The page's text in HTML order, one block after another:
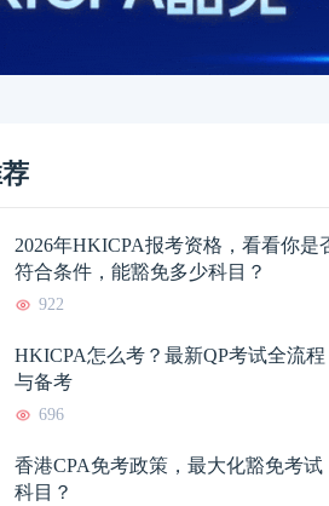
2026年HKICPA报考资格，看看你是
符合条件，能豁免多少科目？
922
HKICPA怎么考？最新QP考试全流程
与备考
696
香港CPA免考政策，最大化豁免考试
科目？